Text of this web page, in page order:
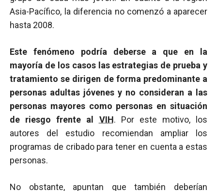
Asia-Pacífico, la diferencia no comenzó a aparecer
hasta 2008.
Este fenómeno podría deberse a que en la
mayoría de los casos las estrategias de prueba y
tratamiento se dirigen de forma predominante a
personas adultas jóvenes y no consideran a las
personas mayores como personas en situación
de riesgo frente al VIH. Por este motivo, los
autores del estudio recomiendan ampliar los
programas de cribado para tener en cuenta a estas
personas.
No obstante, apuntan que también deberían